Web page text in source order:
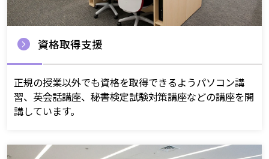
資格取得支援
正規の授業以外でも資格を取得できるようパソコン講
習、英会話講座、秘書検定試験対策講座などの講座を開
講しています。